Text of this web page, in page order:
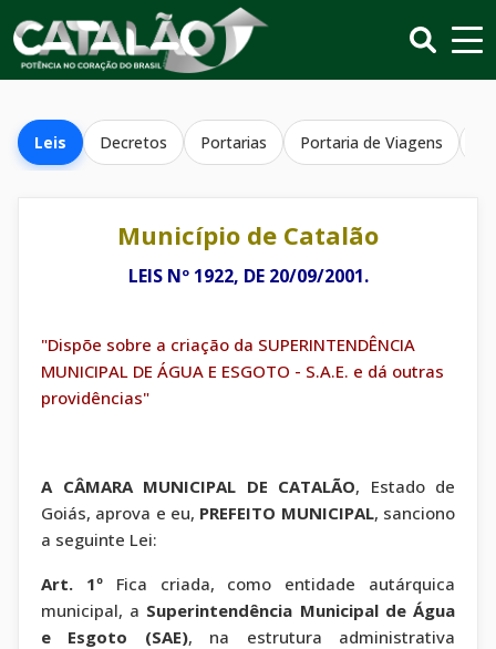
Leis Decretos Portarias Portaria de Viagens
Município de Catalão
LEIS Nº 1922, DE 20/09/2001.
"Dispõe sobre a criação da SUPERINTENDÊNCIA
MUNICIPAL DE ÁGUA E ESGOTO - S.A.E. e dá outras
providências"
A CÂMARA MUNICIPAL DE CATALÃO, Estado de
Goiás, aprova e eu, PREFEITO MUNICIPAL, sanciono
a seguinte Lei:
Art. 1ºFica criada, como entidade autárquica
municipal, a Superintendência Municipal de Água
e Esgoto (SAE), na estrutura administrativa